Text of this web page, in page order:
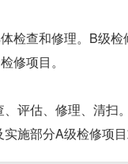
检查和修理。B级检
修项目。
评估、修理、清扫
施部分A级检修项目